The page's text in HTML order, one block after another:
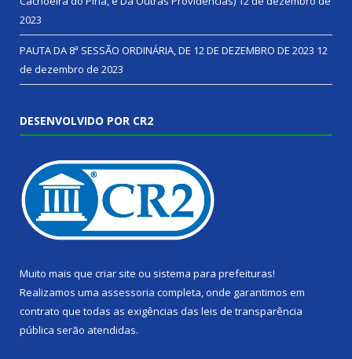
2023
PAUTA DA 8ª SESSÃO ORDINÁRIA, DE 12 DE DEZEMBRO DE 2023 12
de dezembro de 2023
DESENVOLVIDO POR CR2
Muito mais que criar site ou sistema para prefeituras!
Realizamos uma assessoria completa, onde garantimos em
contrato que todas as exigências das leis de transparência
pública serão atendidas.